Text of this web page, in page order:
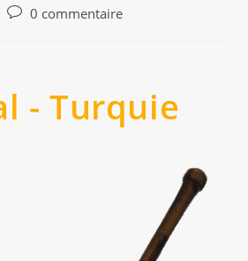
0 commentaire
- Turquie